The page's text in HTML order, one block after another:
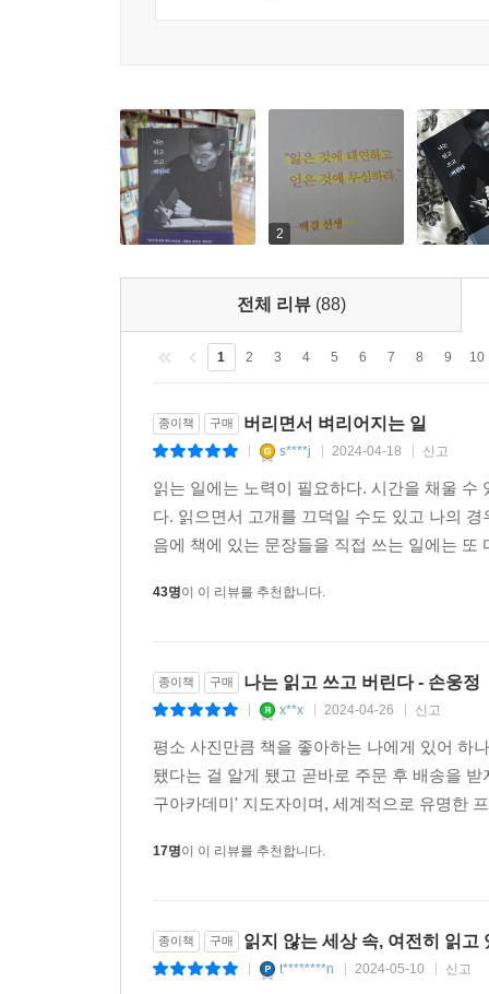
저 하고, 제 즉흥적인 지금의 감정을 가장 뒤에 두
---「부모」중에서
결국 습관이죠. 우리 애들한테 제가 그래요. 머물
리에 남이 와 앉았을 때 불쾌감을 들게 하는 일을
져 있어요. 왜긴요, 다들 제 성격을 아니까요.(웃
나 트렁크 한번 열어봐요. 어쨌든 삶이란 더 나은
이라든지 이런 수식어 붙일 수 있냐고요. 영원히
청소하자는 거고, 고민하자는 거고, 운동하자는
말하자면 그건 제가 이 무게 저 무게 계속 들어올
지요.
---「운동」중에서
독서로 경쟁하자는 거 아니잖아요. 남을 이기고,
이 쉬워지는 거예요. 힘든 운동하고, 힘든 독서하
---「독서」중에서
제가 백 번 천 번 다 같은 소리를 하잖아요. 책이
하다못해 정리 잘하고 싶어도 책이라니까요. 저
있을 것도 같거든요. 최소한 좋은 걸 보고 알게
도 했지만 책을 몰랐다면 저는 아마 관점에 대한
---「사색」중에서
어쩌면 운동부가 가장 폭력적이고 원시적인 집단
2023년 3월 영국에서 제 독서 노트 여섯 권을 챙
단 한 번도 없었습니다. 지난 십오 년 동안 책을
일은 정말이지 아니라는 생각이었습니다. 어
모르겠습니다. 물론 본다고 한들 얼마 못 가
괴발개발이지, 저나 알아먹을 법한 암호 같은
“이 보잘것없는 독서 노트의 목적이라 하면 그
스치듯 말씀드렸던 기억이 납니다. 그런데 얼마
‘모두를 위한 아주 커다란 일’이 될 수 있는지, 저
도망갈 그 어떤 명분도 서지가 않았습니다. 그리
김민정 시인님과 출판사 난다의 유성원 차장님과
그건 ‘버리다’였습니다. 그 순간 제 머릿속을 타
국어사전을 펼치는 여유도 부려볼 수 있었습니
바라는 마음뿐입니다.
머리 숙여
손웅정
2
전체 리뷰 (88)
1 2 3 4 5 6 7 8 9 10
종이책 구매 버리면서 벼리어지는 일
s****j 2024-04-18 신고
읽는 일에는 노력이 필요하다. 시간을 채울 수
다. 읽으면서 고개를 끄덕일 수도 있고 나의
음에 책에 있는 문장들을 직접 쓰는 일에는
43명이 이 리뷰를 추천합니다.
종이책 구매 나는 읽고 쓰고 버린다 - 손웅정
x**x 2024-04-26 신고
평소 사진만큼 책을 좋아하는 나에게 있어 하
됐다는 걸 알게 됐고 곧바로 주문 후 배송을
구아카데미' 지도자이며, 세계적으로 유명한
17명이 이 리뷰를 추천합니다.
종이책 구매 읽지 않는 세상 속, 여전히 읽고
t********n 2024-05-10 신고